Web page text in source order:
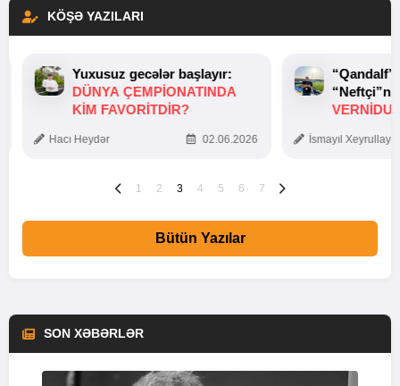
KÖŞƏ YAZILARI
Yuxusuz gecələr başlayır:
DÜNYA ÇEMPIONATINDA
KIM FAVORITDIR?
Hacı Heydər 02.06.2026 İsmayıl
1 2 3 4 5 6 7
Bütün Yazılar
SON XƏBƏRLƏR